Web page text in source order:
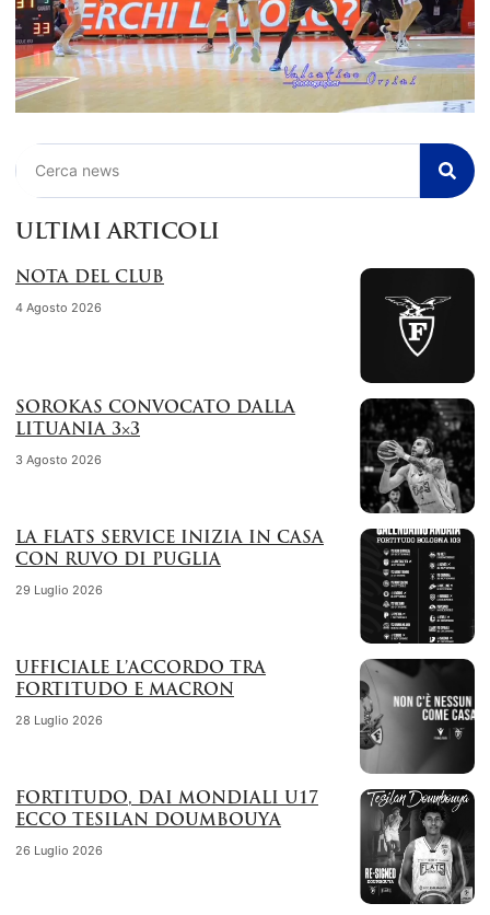
ULTIMI ARTICOLI
NOTA DEL CLUB
4 Agosto 2026
SOROKAS CONVOCATO DALLA
LITUANIA 3×3
3 Agosto 2026
LA FLATS SERVICE INIZIA IN CASA
CON RUVO DI PUGLIA
29 Luglio 2026
UFFICIALE L’ACCORDO TRA
FORTITUDO E MACRON
28 Luglio 2026
FORTITUDO, DAI MONDIALI U17
ECCO TESILAN DOUMBOUYA
26 Luglio 2026